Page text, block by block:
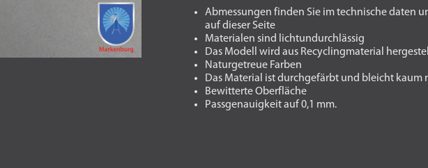
Abmessungen finden Sie im technische daten
auf dieser Seite
Materialen sind lichtundurchlässig
Das Modell wird aus Recyclingmaterial
Naturgetreue Farben
Das Material ist durchgefärbt und bleicht kaum
Bewitterte Oberfläche
Passgenauigkeit auf 0,1 mm.